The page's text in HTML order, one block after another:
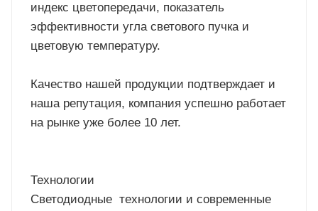
индекс цветопередачи, показатель
эффективности угла светового пучка и
цветовую температуру.
Качество нашей продукции подтверждает и
наша репутация, компания успешно работает
на рынке уже более 10 лет.
Технологии
Светодиодные технологии и современные